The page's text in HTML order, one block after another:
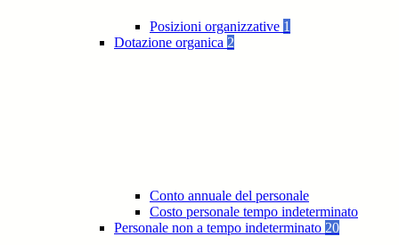
Posizioni organizzative 1
Dotazione organica 2
Conto annuale del personale
Costo personale tempo indeterminato
Personale non a tempo indeterminato 20